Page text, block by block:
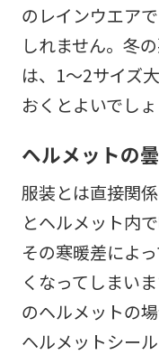
のレインウエア
しれません。冬
は、1〜2サイズ
おくとよいでしょ
ヘルメットの
服装とは直接関
とヘルメット内
その寒暖差によ
くなってしまい
のヘルメットの
ヘルメットシー